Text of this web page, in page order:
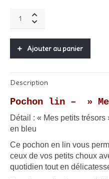
Pochon
petits
-
Bleu
Ajouter au panier
Description
Pochon lin – »
Détail : « Mes petits
en bleu
Ce pochon en lin vous
ceux de vos petits choux
quotidien tout en